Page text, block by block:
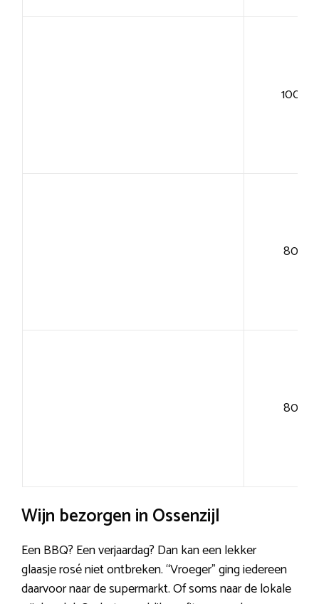
100+
80+
80+
Wijn bezorgen in Ossenzijl
Een BBQ? Een verjaardag? Dan kan een lekker
glaasje rosé niet ontbreken. “Vroeger” ging iedereen
daarvoor naar de supermarkt. Of soms naar de lokale